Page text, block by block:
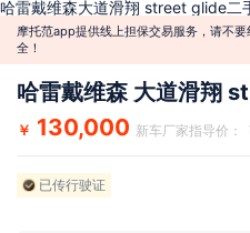
哈雷戴维森大道滑翔 street glide二
摩托范app提供线上担保交易服务，请不
全！
哈雷戴维森 大道滑翔
￥ 130,000 新车厂家指导价
已传行驶证